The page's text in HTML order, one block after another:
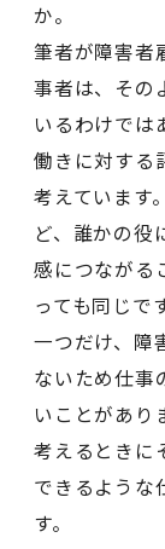
か。
筆者が障害者
事者は、その
いるわけでは
働きに対する
考えています
ど、誰かの役
感につながる
っても同じです
一つだけ、障
ないため仕事
いことがあり
考えるときに
できるような
す。